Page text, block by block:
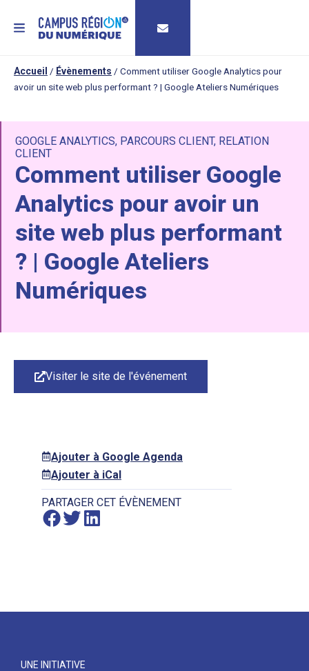
MENU
Accueil / Évènements / Comment utiliser Google Analytics pour
avoir un site web plus performant ? | Google Ateliers Numériques
GOOGLE ANALYTICS, PARCOURS CLIENT, RELATION
CLIENT
Comment utiliser Google
Analytics pour avoir un
site web plus performant
? | Google Ateliers
Numériques
Visiter le site de l'événement
Ajouter à Google Agenda
Ajouter à iCal
PARTAGER CET ÉVÈNEMENT
UNE INITIATIVE